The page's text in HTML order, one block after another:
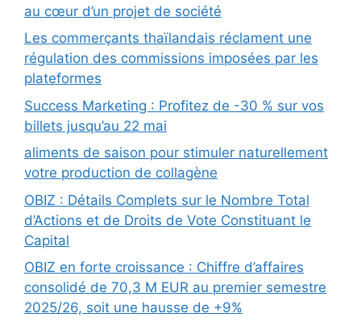
au cœur d’un projet de société
Les commerçants thaïlandais réclament une
régulation des commissions imposées par les
plateformes
Success Marketing : Profitez de -30 % sur vos
billets jusqu’au 22 mai
aliments de saison pour stimuler naturellement
votre production de collagène
OBIZ : Détails Complets sur le Nombre Total
d’Actions et de Droits de Vote Constituant le
Capital
OBIZ en forte croissance : Chiffre d’affaires
consolidé de 70,3 M EUR au premier semestre
2025/26, soit une hausse de +9%